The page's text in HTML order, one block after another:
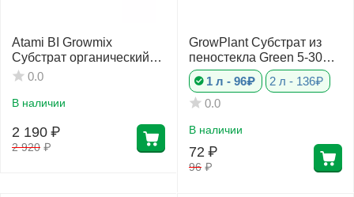
Atami BI Growmix
Субстрат органический
50 л0.0
В наличии
2 920 ₽
2 190 ₽
GrowPlant Субстрат из
пеностекла Green 5-30
мм UnoNatura
1 л - 96₽
2 л - 136₽
0.0
В наличии
96 ₽
72 ₽